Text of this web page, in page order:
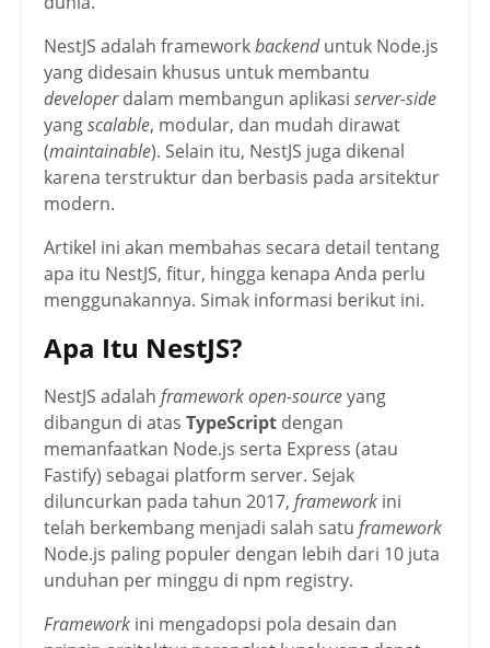
NestJS adalah frameworkbackenduntuk Node.js
yang didesain khusus untuk membantu
developerdalam membangun aplikasi server-side
yangscalable, modular, dan mudah dirawat
(maintainable). Selain itu, NestJS juga dikenal
karena terstruktur dan berbasis pada arsitektur
modern.
Artikel ini akan membahas secara detail tentang
apa itu NestJS, fitur, hingga kenapa Anda perlu
menggunakannya. Simak informasi berikut ini.
Apa Itu NestJS?
NestJS adalah framework open-sourceyang
dibangun di atas TypeScript dengan
memanfaatkan Node.js serta Express (atau
Fastify) sebagai platform server. Sejak
diluncurkan pada tahun 2017, framework ini
telah berkembang menjadi salah satu framework
Node.js paling populer dengan lebih dari 10 juta
unduhan per minggu di npm registry.
Framework ini mengadopsi pola desain dan